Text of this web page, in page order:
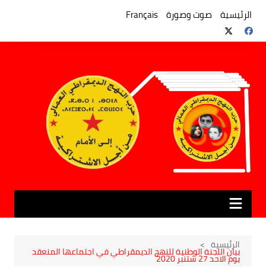
المحتوى
الرئيسية صوت وصورة Français
الرئيسية
بيان اللجنة الوطنية للنهج الديمقراطي في اجتماعها المنعقد
يوم الاحد 27 شتنبر 2020